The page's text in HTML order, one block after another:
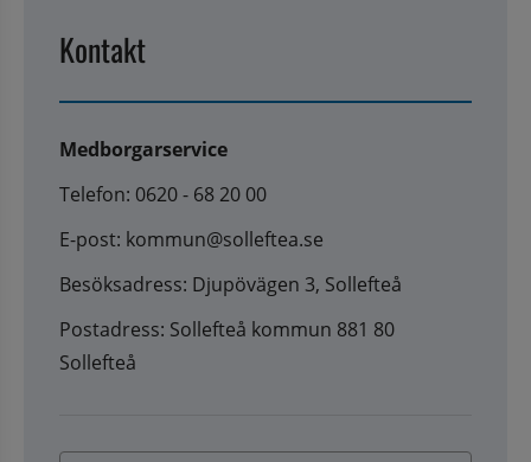
Kontakt
Medborgarservice
Telefon: 0620 - 68 20 00
E-post: kommun@solleftea.se
Besöksadress: Djupövägen 3, Sollefteå
Postadress: Sollefteå kommun 881 80
Sollefteå